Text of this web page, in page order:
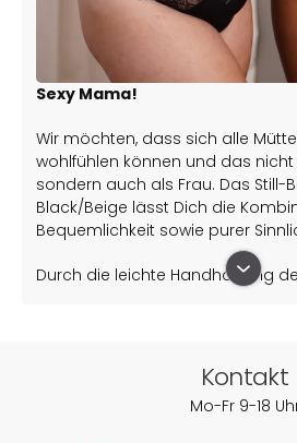
Sexy Mama!
Wir möchten, dass sich alle
wohlfühlen können und das
sondern auch als Frau. Das Still-
Black/Beige lässt Dich die
Bequemlichkeit sowie purer
Durch die leichte Handhabung
empfindlichen Brustwarzen und
sodass Du Dich den ganzen Tag
fühlen kannst. Das Material der
Kontakt
Mo-Fr 9-18